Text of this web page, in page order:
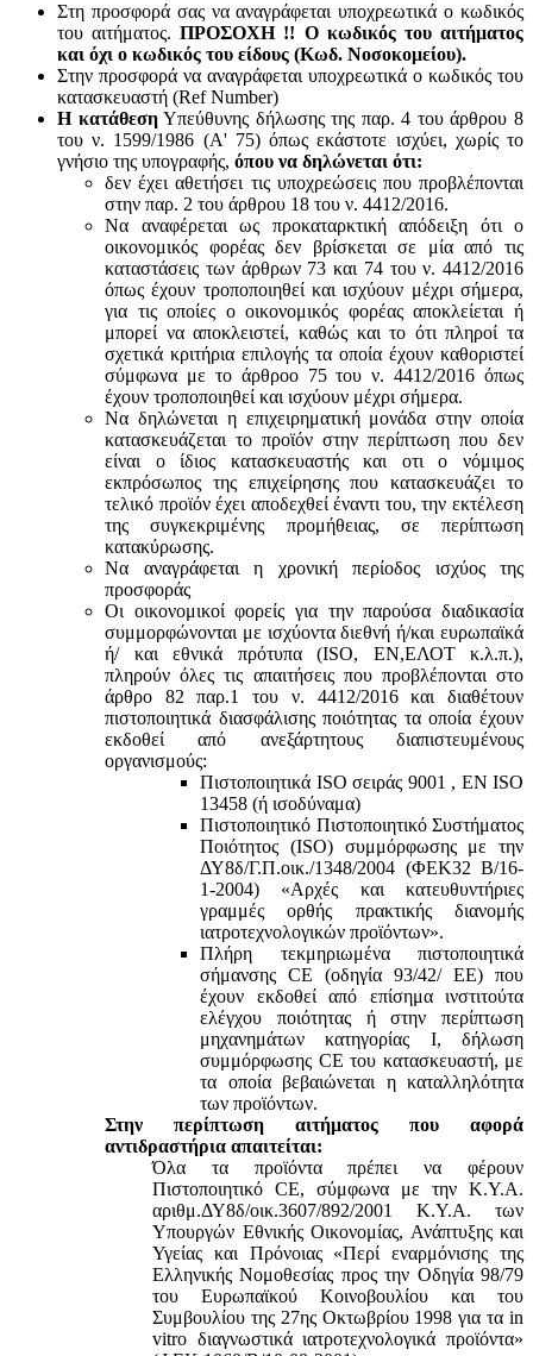
Στη προσφορά σας να αναγράφεται υποχρεωτικά ο κωδικός
του αιτήματος.ΠΡΟΣΟΧΗ !! Ο κωδικός του αιτήματος
και όχι ο κωδικός του είδους (Κωδ. Νοσοκομείου).
Στην προσφορά να αναγράφεται υποχρεωτικά ο κωδικός του
κατασκευαστή (Ref Number)
Η κατάθεσηΥπεύθυνης δήλωσης της παρ. 4 του άρθρου 8
του ν. 1599/1986 (Α' 75) όπως εκάστοτε ισχύει, χωρίς το
γνήσιο της υπογραφής, όπου να δηλώνεται ότι:
δεν έχει αθετήσει τις υποχρεώσεις που προβλέπονται
στην παρ. 2 του άρθρου 18 του ν. 4412/2016.
Να αναφέρεται ως προκαταρκτική απόδειξη ότι ο
οικονομικός φορέας δεν βρίσκεται σε μία από τις
καταστάσεις των άρθρων 73 και 74 του ν. 4412/2016
όπως έχουν τροποποιηθεί και ισχύουν μέχρι σήμερα,
για τις οποίες ο οικονομικός φορέας αποκλείεται ή
μπορεί να αποκλειστεί, καθώς και το ότι πληροί τα
σχετικά κριτήρια επιλογής τα οποία έχουν καθοριστεί
σύμφωνα με τo άρθροo 75 του ν. 4412/2016 όπως
έχουν τροποποιηθεί και ισχύουν μέχρι σήμερα.
Να δηλώνεται η επιχειρηματική μονάδα στην οποία
κατασκευάζεται το προϊόν στην περίπτωση που δεν
είναι ο ίδιος κατασκευαστής και oτι ο νόμιμος
εκπρόσωπος της επιχείρησης που κατασκευάζει το
τελικό προϊόν έχει αποδεχθεί έναντι του, την εκτέλεση
της συγκεκριμένης προμήθειας, σε περίπτωση
κατακύρωσης.
Να αναγράφεται η χρονική περίοδος ισχύος της
προσφοράς
Οι οικονομικοί φορείς για την παρούσα διαδικασία
συμμορφώνονται με ισχύοντα διεθνή ή/και ευρωπαϊκά
ή/ και εθνικά πρότυπα (ISO, ΕΝ,ΕΛΟΤ κ.λ.π.),
πληρούν όλες τις απαιτήσεις που προβλέπονται στο
άρθρο 82 παρ.1 του ν. 4412/2016 και διαθέτουν
πιστοποιητικά διασφάλισης ποιότητας τα οποία έχουν
εκδοθεί από ανεξάρτητους διαπιστευμένους
οργανισμούς:
Πιστοποιητικά ISO σειράς 9001 , ΕΝ ISO
13458 (ή ισοδύναμα)
Πιστοποιητικό Πιστοποιητικό Συστήματος
Ποιότητος (ISO) συμμόρφωσης με την
ΔΥ8δ/Γ.Π.οικ./1348/2004 (ΦΕΚ32 Β/16-
1-2004) «Αρχές και κατευθυντήριες
γραμμές ορθής πρακτικής διανομής
ιατροτεχνολογικών προϊόντων».
Πλήρη τεκμηριωμένα πιστοποιητικά
σήμανσης CE (οδηγία 93/42/ ΕΕ) που
έχουν εκδοθεί από επίσημα ινστιτούτα
ελέγχου ποιότητας ή στην περίπτωση
μηχανημάτων κατηγορίας Ι, δήλωση
συμμόρφωσης CE του κατασκευαστή, με
τα οποία βεβαιώνεται η καταλληλότητα
των προϊόντων.
Στην περίπτωση αιτήματος που αφορά
αντιδραστήρια απαιτείται:
Όλα τα προϊόντα πρέπει να φέρουν
Πιστοποιητικό CE, σύμφωνα με την Κ.Υ.Α.
αριθμ.ΔΥ8δ/οικ.3607/892/2001 Κ.Υ.Α. των
Υπουργών Εθνικής Οικονομίας, Ανάπτυξης και
Υγείας και Πρόνοιας «Περί εναρμόνισης της
Ελληνικής Νομοθεσίας προς την Οδηγία 98/79
του Ευρωπαϊκού Κοινοβουλίου και του
Συμβουλίου της 27ης Οκτωβρίου 1998 για τα in
vitro διαγνωστικά ιατροτεχνολογικά προϊόντα»